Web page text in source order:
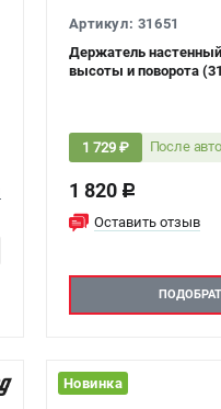
Артикул: 31651
Держатель настенный
высоты и поворота
1 729 ₽ После
1 820 c
Оставить отзыв
Новинка